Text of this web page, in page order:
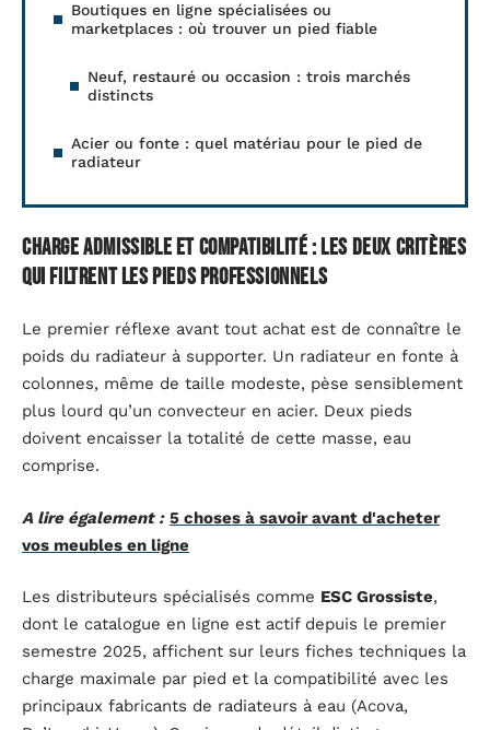
Boutiques en ligne spécialisées ou
marketplaces : où trouver un pied fiable
Neuf, restauré ou occasion : trois marchés
distincts
Acier ou fonte : quel matériau pour le pied de
radiateur
Charge admissible et compatibilité : les deux critères
qui filtrent les pieds professionnels
Le premier réflexe avant tout achat est de connaître le
poids du radiateur à supporter. Un radiateur en fonte à
colonnes, même de taille modeste, pèse sensiblement
plus lourd qu’un convecteur en acier. Deux pieds
doivent encaisser la totalité de cette masse, eau
comprise.
A lire également : 5 choses à savoir avant d'acheter
vos meubles en ligne
Les distributeurs spécialisés comme ESC Grossiste,
dont le catalogue en ligne est actif depuis le premier
semestre 2025, affichent sur leurs fiches techniques la
charge maximale par pied et la compatibilité avec les
principaux fabricants de radiateurs à eau (Acova,